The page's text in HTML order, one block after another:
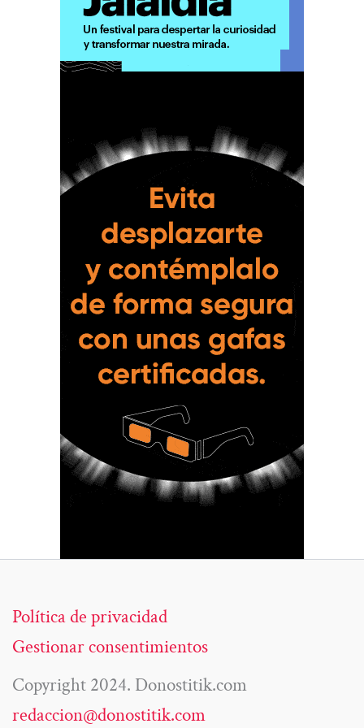
Política de privacidad
Gestionar consentimientos
Copyright 2024. Donostitik.com
redaccion@donostitik.com